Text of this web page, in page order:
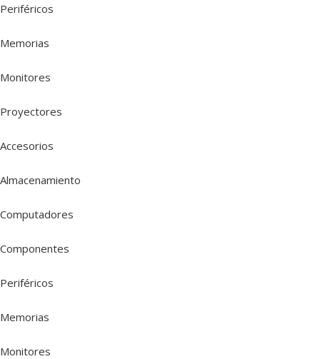
Periféricos
Memorias
Monitores
Proyectores
Accesorios
Almacenamiento
Computadores
Componentes
Periféricos
Memorias
Monitores